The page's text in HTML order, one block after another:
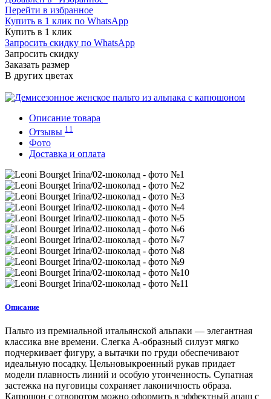
Перейти в избранное
Купить в 1 клик по WhatsApp
Купить в 1 клик
Запросить скидку по WhatsApp
Запросить скидку
Заказать размер
В других цветах
Описание товара
Отзывы 11
Фото
Доставка и оплата
Описание
Пальто из премиальной итальянской альпаки — элегантная
классика вне времени. Слегка А-образный силуэт мягко
подчеркивает фигуру, а вытачки по груди обеспечивают
идеальную посадку. Цельновыкроенный рукав придает
модели плавность линий и особую утонченность. Супатная
застежка на пуговицы сохраняет лаконичность образа.
Капюшон с отворотом можно оформить в эффектный апаш с